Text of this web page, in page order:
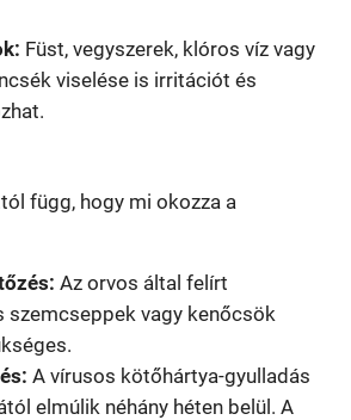
Füst, vegyszerek, klóros víz vagy
viselése is irritációt és
függ, hogy mi okozza a
Az orvos által felírt
szemcseppek vagy kenőcsök
A vírusos kötőhártya-gyulladás
elmúlik néhány héten belül. A